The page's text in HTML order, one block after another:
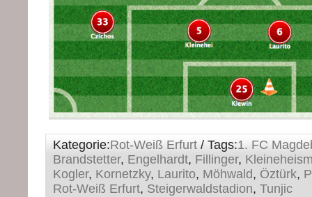
Kategorie:Rot-Weiß Erfurt / Tags:1. FC
Brandstetter, Engelhardt, Fillinger,
Kogler, Kornetzky, Laurito, Möhwald, Öztürk,
Rot-Weiß Erfurt, Steigerwaldstadion, Tunjic